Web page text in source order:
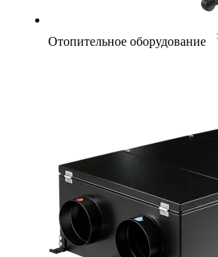
Отопительное оборудование